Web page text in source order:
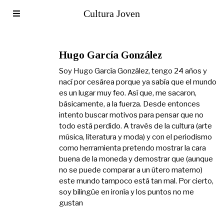
Cultura Joven
Hugo García González
Soy Hugo García González, tengo 24 años y
nací por cesárea porque ya sabía que el mundo
es un lugar muy feo. Así que, me sacaron,
básicamente, a la fuerza. Desde entonces
intento buscar motivos para pensar que no
todo está perdido. A través de la cultura (arte
música, literatura y moda) y con el periodismo
como herramienta pretendo mostrar la cara
buena de la moneda y demostrar que (aunque
no se puede comparar a un útero materno)
este mundo tampoco está tan mal. Por cierto,
soy bilingüe en ironía y los puntos no me
gustan